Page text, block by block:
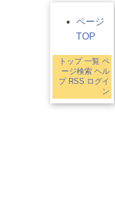
ページ
TOP
トップ 一覧 ペ
ージ検索 ヘル
プ RSS ログイ
ン